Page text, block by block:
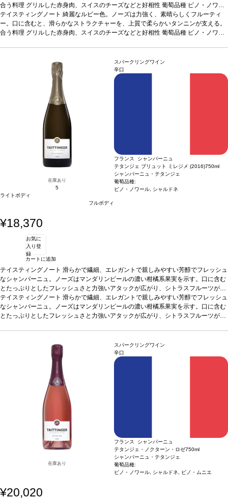
合う料理 グリルした赤身肉、スイスのチーズなどと好相性 葡萄品種 ピノ・ノワー
ル、ガメイ*本ヴィンテージが在庫切れの場合、在庫があり価格が同様の場合は自
動的に次のヴィンテージに変更されます、ご了承ください。
テイスティングノート 綺麗なルビー色。ノーズは力強く、素晴らしくフルーティ
ー。口に含むと、滑らかなストラクチャーを、上質で柔らかいタンニンが支える。
合う料理 グリルした赤身肉、スイスのチーズなどと好相性 葡萄品種 ピノ・ノワー
在庫あり
5
ライトボディ
フルボディ
スパークリングワイン
辛口
フランス シャンパーニュ
テタンジェ ブリュット ミレジメ (2016)750ml
シャンパーニュ・テタンジェ
葡萄品種:
ピノ・ノワール, シャルドネ
¥18,370
お気に
入り登
録
カートに追加
テイスティングノート 滑らかで繊細、エレガントで親しみやすい芳醇でフレッシュ
なシャンパーニュ。ノーズはマンダリンピールの濃い柑橘系果実を示す。口に含む
とたっぷりとしたフレッシュさと力強いアタックが広がり、シトラスフルーツが支
配する。特徴的な美味しいコクが続き、洋ナシやレーズンの風味を伴い、複雑なフ
ィニッシュへと導かれる。素晴らしい余韻は、リコリスが彩る。合う料理繊細な
クリーミーソースの白身魚、塩漬けハム、エビ、サーモン、マグロ、ホタテのカル
合、在庫があり価格が同様の場合は自動的に次のヴィンテージに変更されます、ご
テイスティングノート 滑らかで繊細、エレガントで親しみやすい芳醇でフレッシュ
なシャンパーニュ。ノーズはマンダリンピールの濃い柑橘系果実を示す。口に含む
とたっぷりとしたフレッシュさと力強いアタックが広がり、シトラスフルーツが支
クリーミーソースの白身魚、塩漬けハム、エビ、サーモン、マグロ、ホタテのカル
パッチョ、チーズなどと好相性。またアペリティフに最適
0%、ピノ・ノワール 50%
VDC/HVE認証
合、在庫があり価格が同様の場合は自動的に次のヴィンテージに変更されます、ご
在庫あり
スパークリングワイン
辛口
フランス シャンパーニュ
テタンジェ・ノクターン・ロゼ750ml
シャンパーニュ・テタンジェ
葡萄品種:
ピノ・ノワール, シャルドネ, ピノ・ムニエ
¥20,020